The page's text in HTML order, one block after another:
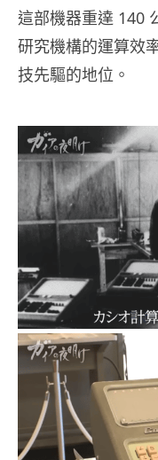
這部機器重達 140
研究機構的運算效
技先驅的地位。